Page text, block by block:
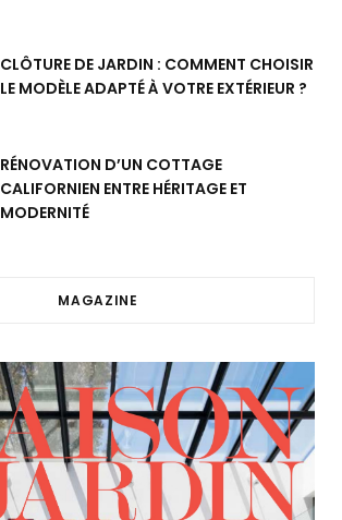
CLÔTURE DE JARDIN : COMMENT CHOISIR
LE MODÈLE ADAPTÉ À VOTRE EXTÉRIEUR ?
RÉNOVATION D’UN COTTAGE
CALIFORNIEN ENTRE HÉRITAGE ET
MODERNITÉ
MAGAZINE